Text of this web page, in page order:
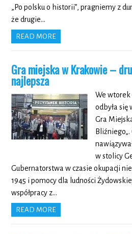
„Po polsku o historii”, pragniemy z
że drugie…
READ MORE
Gra miejska w Krakowie –
najlepsza
We wtorek
odbyła się
Gra
w stolicy
Gubernatorstwa w czasie okupacji
1945 i pomocy dla ludności
współpracy z…
READ MORE